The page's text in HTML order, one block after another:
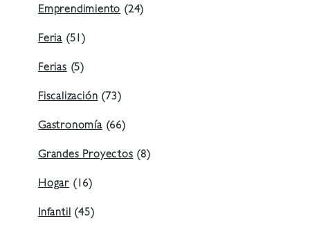
Emprendimiento(24)
Feria (51)
Ferias(5)
Fiscalización(73)
Gastronomía(66)
Grandes Proyectos(8)
Hogar (16)
Infantil(45)